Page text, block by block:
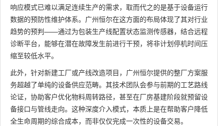
响应模式已难以满足连续生产的需求，取而代之的是基于设备运行
数据的预防性维护体系。广州恒尔在这方面的布局体现了其对行业
趋势的预判——通过为包装生产线配置状态监测传感器，结合远程
诊断平台，能够在潜在故障发生前进行干预，将非计划停机时间压
缩至较低水平。
此外，针对新建工厂或产线改造项目，广州恒尔提供的整厂方案服
务超越了单纯的设备供应范畴。其技术团队会参与前期的工艺路线
论证，协助客户优化物料周转路径，甚至在厂房基建阶段就预留设
备接口与管线走向。这种深度介入模式，本质上是在帮助客户降低
全生命周期的综合成本，而非仅仅完成一次性的设备交易。